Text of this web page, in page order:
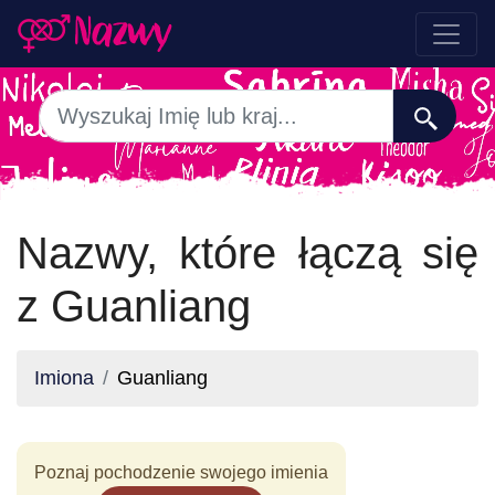
Nazwy, które łączą się
z Guanliang
Imiona Guanliang
Poznaj pochodzenie swojego imienia